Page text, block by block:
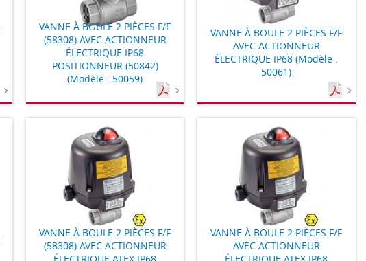
VANNE À BOULE 2 PIÈCES F/F
(58308) AVEC ACTIONNEUR
ÉLECTRIQUE IP68
POSITIONNEUR (50842)
(Modèle : 50059)
VANNE À BOULE 2 PIÈCES F/F
AVEC ACTIONNEUR
ÉLECTRIQUE IP68 (Modèle :
50061)
VANNE À BOULE 2 PIÈCES F/F
(58308) AVEC ACTIONNEUR
ÉLECTRIQUE ATEX IP68
VANNE À BOULE 2 PIÈCES F/F
AVEC ACTIONNEUR
ÉLECTRIQUE ATEX IP68